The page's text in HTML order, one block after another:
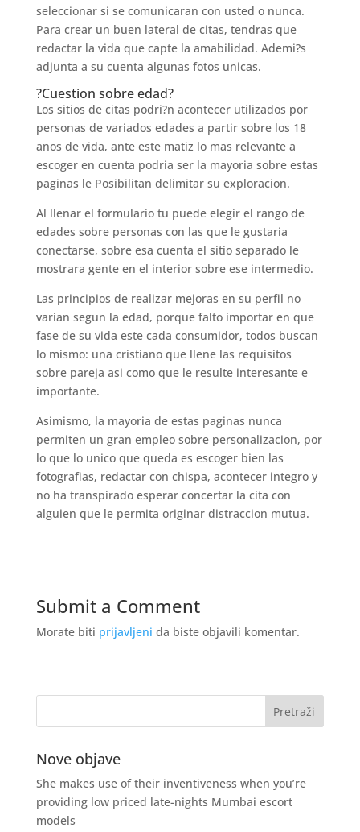
seleccionar si se comunicaran con usted o nunca.
Para crear un buen lateral de citas, tendras que
redactar la vida que capte la amabilidad. Ademi?s
adjunta a su cuenta algunas fotos unicas.
?Cuestion sobre edad?
Los sitios de citas podri?n acontecer utilizados por
personas de variados edades a partir sobre los 18
anos de vida, ante este matiz lo mas relevante a
escoger en cuenta podri­a ser la mayoria sobre estas
paginas le Posibilitan delimitar su exploracion.
Al llenar el formulario tu puede elegir el rango de
edades sobre personas con las que le gustaria
conectarse, sobre esa cuenta el sitio separado le
mostrara gente en el interior sobre ese intermedio.
Las principios de realizar mejoras en su perfil no
varian segun la edad, porque falto importar en que
fase de su vida este cada consumidor, todos buscan
lo mismo: una cristiano que llene las requisitos
sobre pareja asi­ como que le resulte interesante e
importante.
Asimismo, la mayoria de estas paginas nunca
permiten un gran empleo sobre personalizacion, por
lo que lo unico que queda es escoger bien las
fotografias, redactar con chispa, acontecer integro y
no ha transpirado esperar concertar la cita con
alguien que le permita originar distraccion mutua.
Submit a Comment
Morate biti prijavljeni da biste objavili komentar.
Nove objave
She makes use of their inventiveness when you’re
providing low priced late-nights Mumbai escort
models